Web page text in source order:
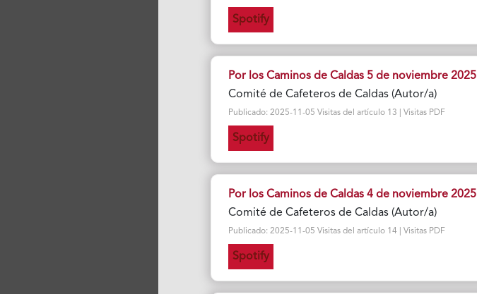
Spotify
Por los Caminos de Caldas 5 de noviembre 2025
Comité de Cafeteros de Caldas (Autor/a)
Publicado: 2025-11-05 Visitas del artículo 13 | Visitas PDF
Spotify
Por los Caminos de Caldas 4 de noviembre 2025
Comité de Cafeteros de Caldas (Autor/a)
Publicado: 2025-11-05 Visitas del artículo 14 | Visitas PDF
Spotify